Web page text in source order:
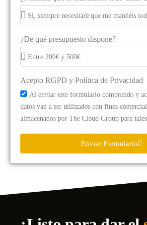
¿De qué presupuesto dispone?
Acepto RGPD y Política de Privacidad
Al enviar este formulario comprendo y
datos van a ser utilizados con fines
almacenados por The Cloud Group para
Enviar Formulario